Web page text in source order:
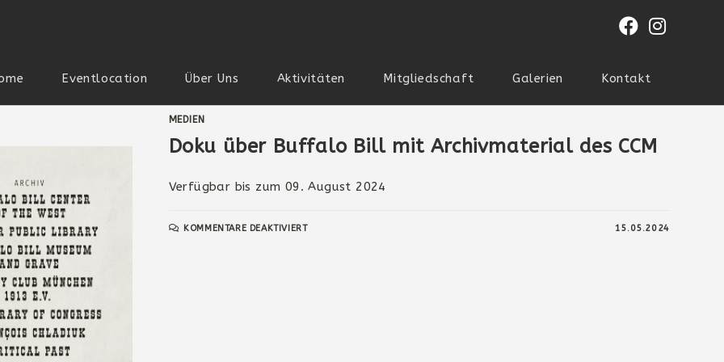
Eventlocation Über Uns Aktivitäten Mitgliedschaft Galerien Kontakt
MEDIEN
Doku über Buffalo Bill mit Archivmaterial des CCM
Verfügbar bis zum 09. August 2024
KOMMENTARE DEAKTIVIERT 15.05.2024